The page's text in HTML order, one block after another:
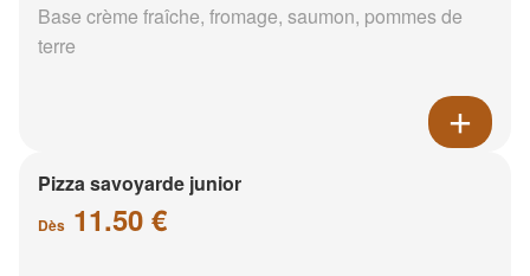
Base crème fraîche, fromage, saumon, pommes de
terre
Pizza savoyarde junior
Dès 11.50 €